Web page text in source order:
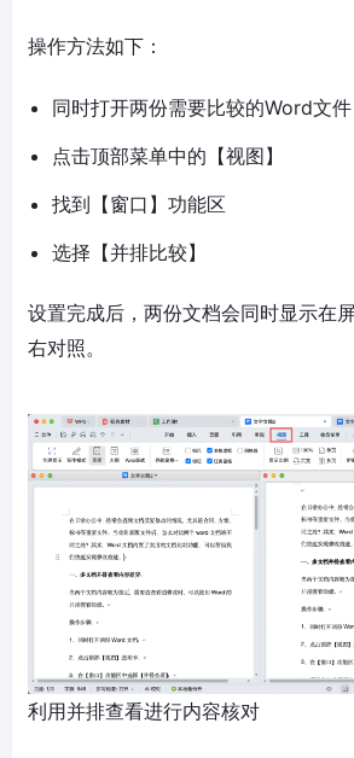
操作方法如下：
同时打开两份需要比较的Word文件
点击顶部菜单中的【视图】
找到【窗口】功能区
选择【并排比较】
设置完成后，两份文档会同时显示在
右对照。
利用并排查看进行内容核对